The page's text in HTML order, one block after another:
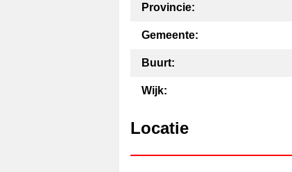
Provincie:
Gemeente:
Buurt:
Wijk:
Locatie